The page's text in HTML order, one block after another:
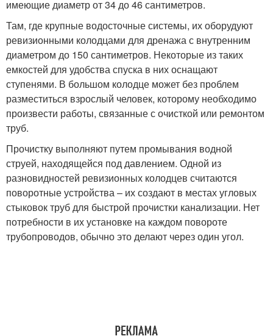
имеющие диаметр от 34 до 46 сантиметров.
Там, где крупные водосточные системы, их оборудуют
ревизионными колодцами для дренажа с внутренним
диаметром до 150 сантиметров. Некоторые из таких
емкостей для удобства спуска в них оснащают
ступенями. В большом колодце может без проблем
разместиться взрослый человек, которому необходимо
произвести работы, связанные с очисткой или ремонтом
труб.
Прочистку выполняют путем промывания водной
струей, находящейся под давлением. Одной из
разновидностей ревизионных колодцев считаются
поворотные устройства – их создают в местах угловых
стыковок труб для быстрой прочистки канализации. Нет
потребности в их установке на каждом повороте
трубопроводов, обычно это делают через один угол.